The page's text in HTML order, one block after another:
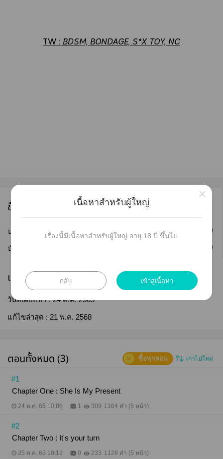
TW :BDSM, BONDAGE, S*X TOY, NC
ข้อมูลนักเขียน
นามปากกา :xrimson
นักเขียน :
เผยแพร่
วันที่เผยแพร่ :24 ต.ค. 2565
แก้ไขล่าสุด : 21 พ.ค. 2568
ตอนทั้งหมด (3) เก่าไปใหม่
ซื้อทุกตอน
#1
Chapter One : She Is My Present
24 ต.ค. 65 10:06 1 309 1164 คำ (5 หน้า)
#2
Chapter Two : It's your turn
25 ต.ค. 65 10:12 0 233 1128 คำ (5 หน้า)
เนื้อหาสำหรับผู้ใหญ่
เรื่องนี้มีเนื้อหาสำหรับผู้ใหญ่ อายุ 18 ปี ขึ้นไป
กลับ เข้าสู่เนื้อหา
×